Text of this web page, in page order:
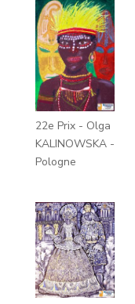
22e Prix - Olga
KALINOWSKA -
Pologne